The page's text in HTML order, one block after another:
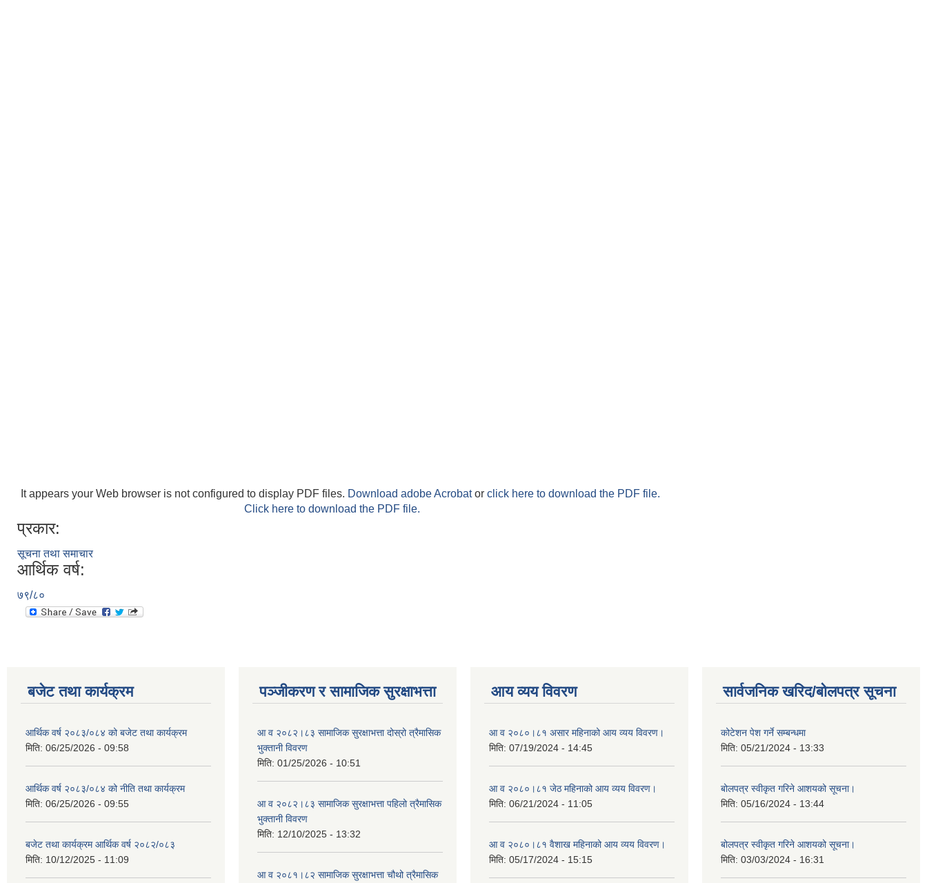
It appears your Web browser is not configured to display PDF files. Download adobe Acrobator click here to download the PDF file.
Click here to download the PDF file.
प्रकार:
सूचना तथा समाचार
आर्थिक वर्ष:
७९/८०
बजेट तथा कार्यक्रम
आर्थिक वर्ष २०८३/०८४ को बजेट तथा कार्यक्रम
मिति: 06/25/2026 - 09:58
आर्थिक वर्ष २०८३/०८४ को नीति तथा कार्यक्रम
मिति: 06/25/2026 - 09:55
बजेट तथा कार्यक्रम आर्थिक वर्ष २०८२/०८३
मिति: 10/12/2025 - 11:09
पञ्जीकरण र सामाजिक सुरक्षाभत्ता
आ व २०८२।८३ सामाजिक सुरक्षाभत्ता दोस्रो त्रैमासिक
भुक्तानी विवरण
मिति: 01/25/2026 - 10:51
आ व २०८२।८३ सामाजिक सुरक्षाभत्ता पहिलो त्रैमासिक
भुक्तानी विवरण
मिति: 12/10/2025 - 13:32
आ व २०८१।८२ सामाजिक सुरक्षाभत्ता चौथो त्रैमासिक
आय व्यय विवरण
आ व २०८०।८१ असार महिनाको आय व्यय विवरण।
मिति: 07/19/2024 - 14:45
आ व २०८०।८१ जेठ महिनाको आय व्यय विवरण।
मिति: 06/21/2024 - 11:05
आ व २०८०।८१ वैशाख महिनाको आय व्यय विवरण।
मिति: 05/17/2024 - 15:15
सार्वजनिक खरिद/बोलपत्र सूचना
कोटेशन पेश गर्ने सम्बन्धमा
मिति: 05/21/2024 - 13:33
बोलपत्र स्वीकृत गरिने आशयको सूचना।
मिति: 05/16/2024 - 13:44
बोलपत्र स्वीकृत गरिने आशयको सूचना।
मिति: 03/03/2024 - 16:31